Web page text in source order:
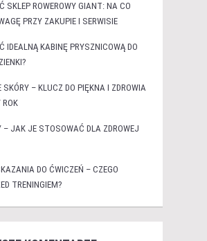
SKLEP ROWEROWY GIANT: NA CO
PRZY ZAKUPIE I SERWISIE
IDEALNĄ KABINĘ PRYSZNICOWĄ DO
SKÓRY – KLUCZ DO PIĘKNA I ZDROWIA
ROK
– JAK JE STOSOWAĆ DLA ZDROWEJ
DO ĆWICZEŃ – CZEGO
TRENINGIEM?